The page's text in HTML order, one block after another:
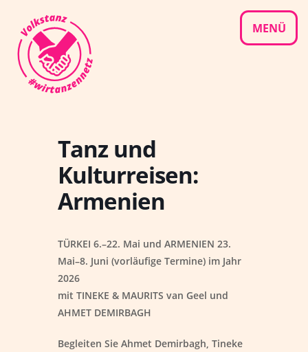
content
MENÜ
Tanz und
Kulturreisen:
Armenien
TÜRKEI 6.–22. Mai und ARMENIEN 23.
Mai–8. Juni (vorläufige Termine) im Jahr
2026
mit TINEKE & MAURITS van Geel und
AHMET DEMIRBAGH
Begleiten Sie Ahmet Demirbagh, Tineke